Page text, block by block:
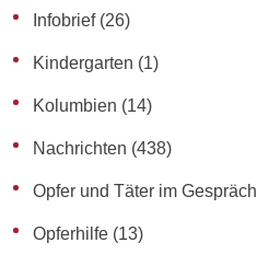
Infobrief(26)
Kindergarten (1)
Kolumbien (14)
Nachrichten (438)
Opfer und Täter im Gespräch
Opferhilfe (13)